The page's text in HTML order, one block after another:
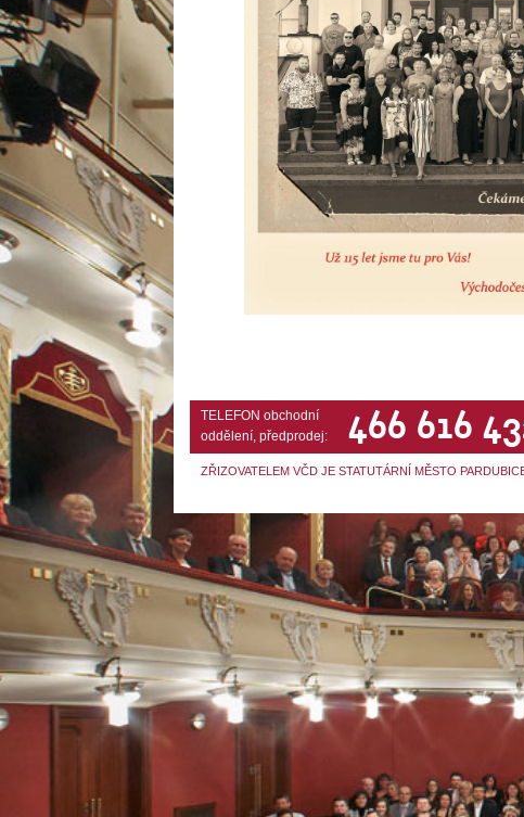
TELEFON obchodní
oddělení, předprodej:
466 616
ZŘIZOVATELEM VČD JE STATUTÁRNÍ MĚSTO